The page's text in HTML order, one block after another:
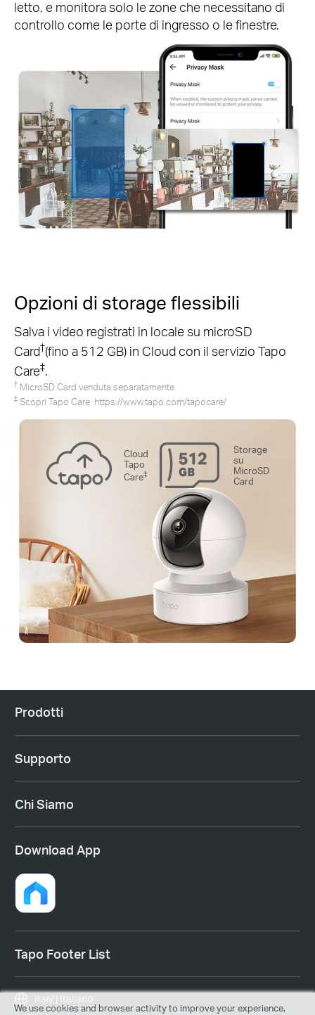
letto, e monitora solo le zone che necessitano di
controllo come le porte di ingresso o le finestre.
Opzioni di storage flessibili
Salva i video registrati in locale su microSD
Card†(fino a 512 GB) in Cloud con il servizio Tapo
Care‡.
† MicroSD Card venduta separatamente.
‡ Scopri Tapo Care: https://www.tapo.com/tapocare/
Cloud
Tapo
Care‡
Storage
su
MicroSD
Card
Prodotti
Supporto
Chi Siamo
Download App
Tapo Footer List
Italy | Italiano
We use cookies and browser activity to improve your experience,